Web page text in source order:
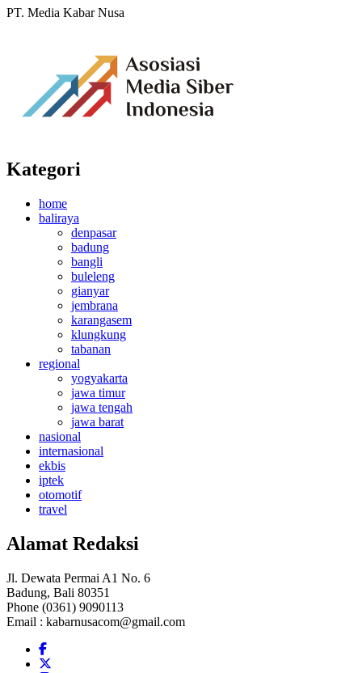
PT. Media Kabar Nusa
Kategori
home
baliraya
denpasar
badung
bangli
buleleng
gianyar
jembrana
karangasem
klungkung
tabanan
regional
yogyakarta
jawa timur
jawa tengah
jawa barat
nasional
internasional
ekbis
iptek
otomotif
travel
Alamat Redaksi
Jl. Dewata Permai A1 No. 6
Badung, Bali 80351
Phone (0361) 9090113
Email : kabarnusacom@gmail.com